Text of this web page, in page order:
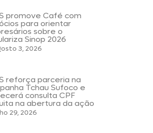
promove Café com
para orientar
sobre o
Sinop 2026
3, 2026
reforça parceria na
Tchau Sufoco e
consulta CPF
na abertura da ação
29, 2026